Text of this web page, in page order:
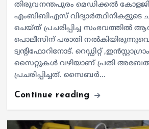
തിരുവനന്തപുരം മെഡിക്കൽ
എംബിബിഎസ് വിദ്യാർത്ഥിനികളുടെ
ചെയ്ത് പ്രചരിപ്പിച്ച സംഭവത്തിൽ
പൊലീസിന് പരാതി
ട്വന്റിഫോറിനോട്. റെഡ്ഡിറ്റ്
സൈറ്റുകൾ വഴിയാണ് പ്രതി
പ്രചരിപ്പിച്ചത്. സൈബർ…
Continue reading